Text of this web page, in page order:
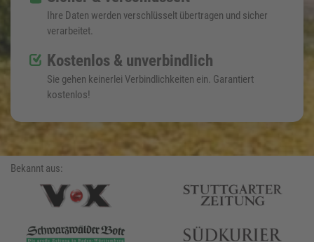
Ihre Daten werden verschlüsselt übertragen und sicher
verarbeitet.
Kostenlos & unverbindlich
Sie gehen keinerlei Verbindlichkeiten ein. Garantiert
kostenlos!
Bekannt aus: